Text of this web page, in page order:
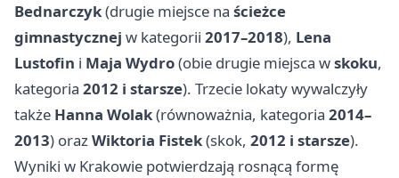
Bednarczyk(drugie miejsce na ścieżce
gimnastycznej w kategorii 2017–2018), Lena
Lustofin i Maja Wydro(obie drugie miejsca wskoku,
kategoria 2012 i starsze). Trzecie lokaty wywalczyły
także Hanna Wolak(równoważnia, kategoria 2014–
2013) orazWiktoria Fistek(skok, 2012 i starsze).
Wyniki w Krakowie potwierdzają rosnącą formę